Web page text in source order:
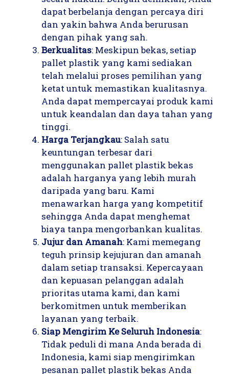
dapat berbelanja dengan percaya diri
dan yakin bahwa Anda berurusan
dengan pihak yang sah.
Berkualitas: Meskipun bekas, setiap
pallet plastik yang kami sediakan
telah melalui proses pemilihan yang
ketat untuk memastikan kualitasnya.
Anda dapat mempercayai produk kami
untuk keandalan dan daya tahan yang
tinggi.
Harga Terjangkau: Salah satu
keuntungan terbesar dari
menggunakan pallet plastik bekas
adalah harganya yang lebih murah
daripada yang baru. Kami
menawarkan harga yang kompetitif
sehingga Anda dapat menghemat
biaya tanpa mengorbankan kualitas.
Jujur dan Amanah: Kami memegang
teguh prinsip kejujuran dan amanah
dalam setiap transaksi. Kepercayaan
dan kepuasan pelanggan adalah
prioritas utama kami, dan kami
berkomitmen untuk memberikan
layanan yang terbaik.
Siap Mengirim Ke Seluruh Indonesia:
Tidak peduli di mana Anda berada di
Indonesia, kami siap mengirimkan
pesanan pallet plastik bekas Anda